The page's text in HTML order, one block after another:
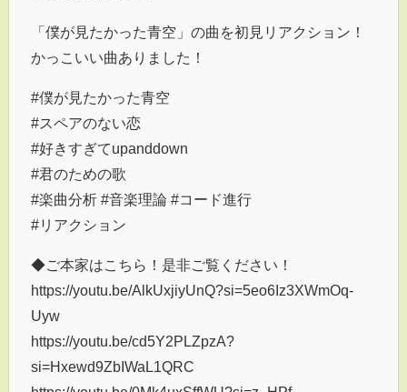
「僕が見たかった青空」の曲を初見リアクション！
かっこいい曲ありました！
#僕が見たかった青空
#スペアのない恋
#好きすぎてupanddown
#君のための歌
#楽曲分析 #音楽理論 #コード進行
#リアクション
◆ご本家はこちら！是非ご覧ください！
https://youtu.be/AlkUxjiyUnQ?si=5eo6Iz3XWmOq-
Uyw
https://youtu.be/cd5Y2PLZpzA?
si=Hxewd9ZbIWaL1QRC